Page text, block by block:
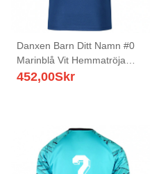
Danxen Barn Ditt Namn #0
Marinblå Vit Hemmatröja
Matchtröjor 2025/26 Tröjor
452,00Skr